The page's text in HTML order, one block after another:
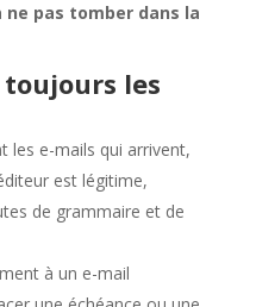
pas tomber dans la
toujours les
les e-mails qui arrivent,
est légitime,
de grammaire et de
à un e-mail